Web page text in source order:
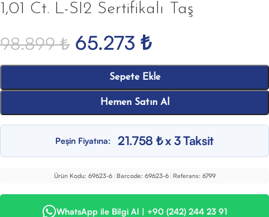
1,01 Ct. L-SI2 Sertifikalı Taş
98.899₺ 65.273 ₺
Sepete Ekle
Hemen Satın Al
Peşin Fiyatına: 21.758 ₺ x 3 Taksit
Ürün Kodu: 69623-6 | Barcode: 69623-6 | Referans: 6799
WhatsApp ile Bilgi Al | +90 (242) 244 23 91